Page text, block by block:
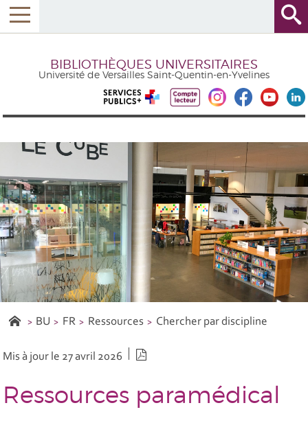
BIBLIOTHÈQUES UNIVERSITAIRES
Université de Versailles Saint-Quentin-en-Yvelines
BU FR Ressources Chercher par discipline
Mis à jour le 27 avril 2026
Ressources paramédical